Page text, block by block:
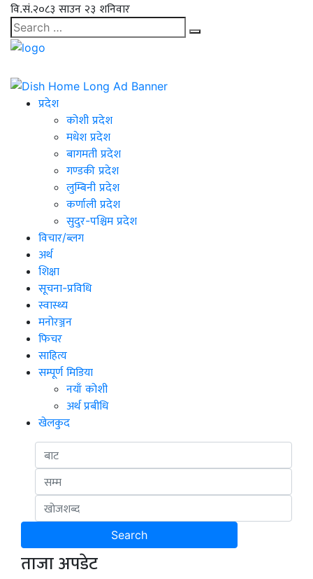
वि.सं.२०८३ साउन २३ शनिवार
प्रदेश
कोशी प्रदेश
मधेश प्रदेश
बागमती प्रदेश
गण्डकी प्रदेश
लुम्बिनी प्रदेश
कर्णाली प्रदेश
सुदुर-पश्चिम प्रदेश
विचार/ब्लग
अर्थ
शिक्षा
सूचना-प्रविधि
स्वास्थ्य
मनोरञ्जन
फिचर
साहित्य
सम्पूर्ण मिडिया
नयाँ कोशी
अर्थ प्रबीधि
खेलकुद
ताजा अपडेट